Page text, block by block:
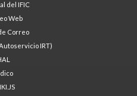
del IFIC
Web
Correo
IRT)